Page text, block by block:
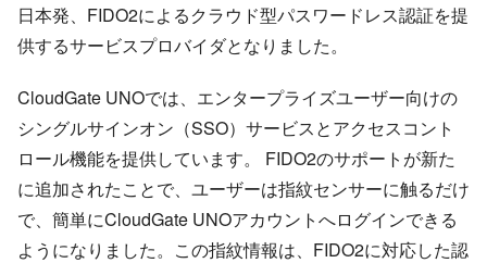
日本発、FIDO2によるクラウド型パスワードレス認証を提
供するサービスプロバイダとなりました。
CloudGate UNOでは、エンタープライズユーザー向けの
シングルサインオン（SSO）サービスとアクセスコント
ロール機能を提供しています。 FIDO2のサポートが新た
に追加されたことで、ユーザーは指紋センサーに触るだけ
で、簡単にCloudGate UNOアカウントへログインできる
ようになりました。この指紋情報は、FIDO2に対応した認